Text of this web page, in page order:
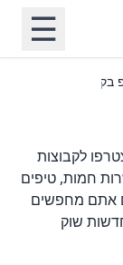
☰
עבודה
לקבוצות
חמות, טיפים
אתם מחפשים
שוק